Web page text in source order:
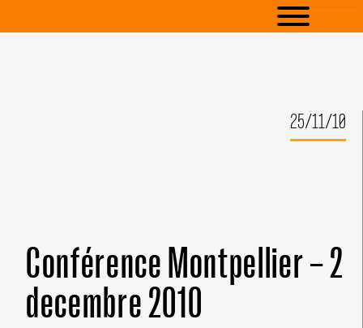
25/11/10
Conférence Montpellier – 2
decembre 2010